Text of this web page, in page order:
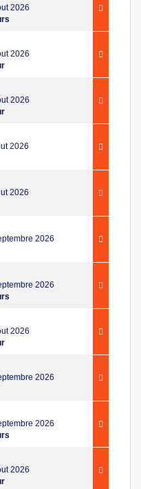
2026
2026
2026
2026
2026
2026
2026
2026
2026
2026
2026